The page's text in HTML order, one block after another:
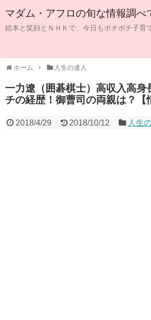
マダム・アフロの旬な情報調べ
絵本と笑顔とＮＨＫで、今日もボチボチ子育
ホーム 人生の達人
一力遼（囲碁棋士）高収入高身
チの経歴！御曹司の両親は？【
2018/4/29 2018/10/12 人生